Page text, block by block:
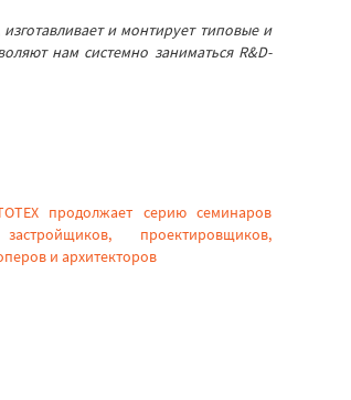
и монтирует типовые и
нам системно заниматься R&D-